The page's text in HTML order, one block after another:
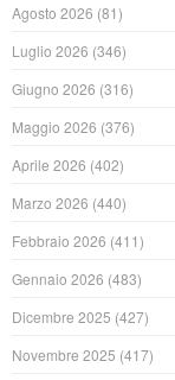
Agosto 2026 (81)
Luglio 2026 (346)
Giugno 2026 (316)
Maggio 2026 (376)
Aprile 2026 (402)
Marzo 2026 (440)
Febbraio 2026 (411)
Gennaio 2026 (483)
Dicembre 2025 (427)
Novembre 2025 (417)